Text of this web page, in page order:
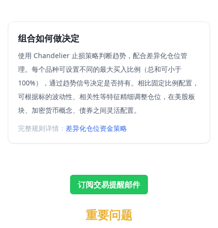
组合如何做决定
使用 Chandelier 止损策略判断趋势，配合差异化仓位管
理。每个品种可设置不同的最大买入比例（总和可小于
100%），通过趋势信号决定是否持有。相比固定比例配置，
可根据标的波动性、相关性等特征精细调整仓位，在美股板
块、加密货币概念、债券之间灵活配置。
完整规则详情： 差异化仓位资金策略
订阅交易提醒邮件
重要问题